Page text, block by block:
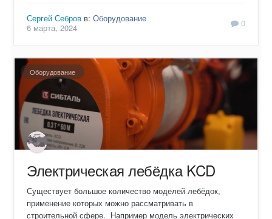
Сергей Себров в: Оборудование
6 марта, 2024
0
Оборудование
Электрическая лебёдка KCD
Существует большое количество моделей лебёдок,
применение которых можно рассматривать в
строительной сфере. Например модель электрических